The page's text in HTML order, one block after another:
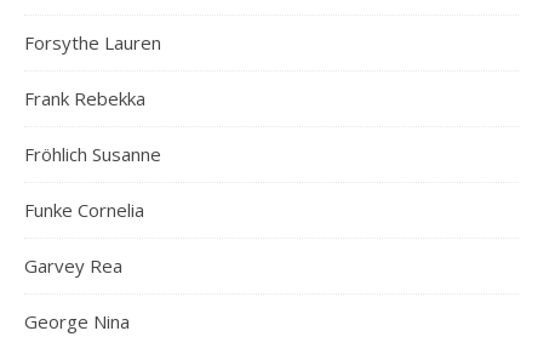
Forsythe Lauren
Frank Rebekka
Fröhlich Susanne
Funke Cornelia
Garvey Rea
George Nina